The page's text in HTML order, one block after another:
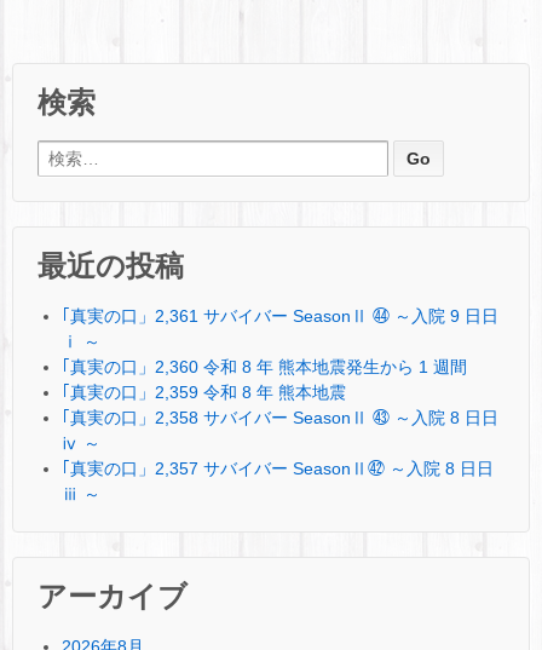
検索
検索:
最近の投稿
｢真実の口」2,361 サバイバー SeasonⅡ ㊹ ～入院 9 日日
ⅰ ～
｢真実の口」2,360 令和 8 年 熊本地震発生から 1 週間
｢真実の口」2,359 令和 8 年 熊本地震
｢真実の口」2,358 サバイバー SeasonⅡ ㊸ ～入院 8 日日
ⅳ ～
｢真実の口」2,357 サバイバー SeasonⅡ㊷ ～入院 8 日日
ⅲ ～
アーカイブ